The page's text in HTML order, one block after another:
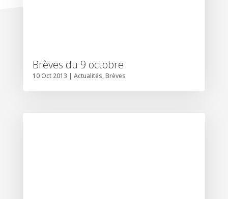
Brèves du 9 octobre
10 Oct 2013 | Actualités,Brèves